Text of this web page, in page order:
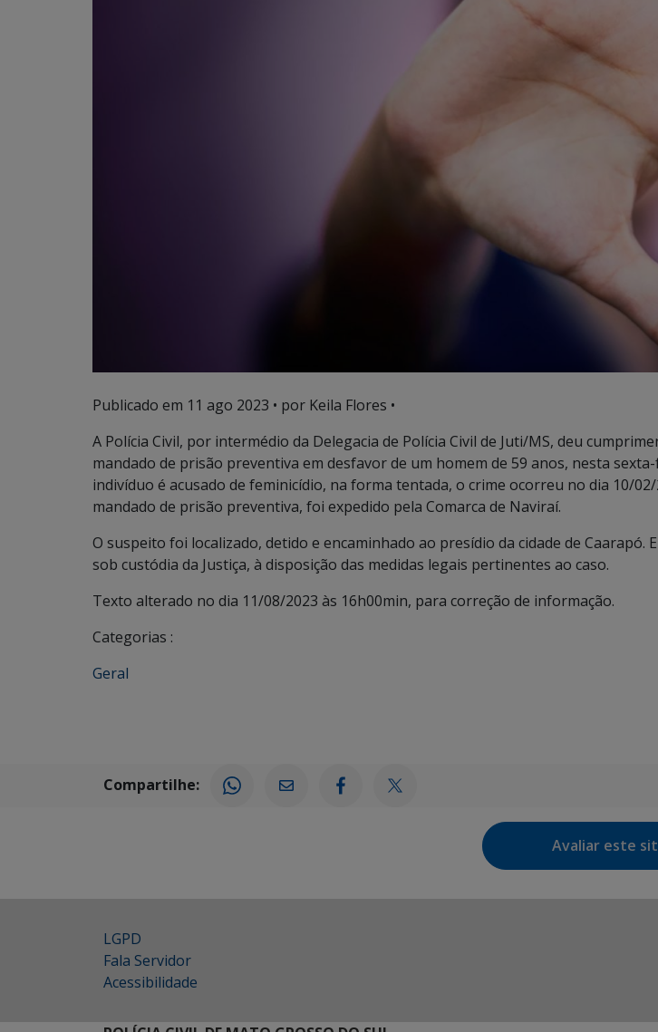
Publicado em 11 ago 2023 • por Keila Flores •
A Polícia Civil, por intermédio da Delegacia de Polícia Civil de Juti/MS, deu
mandado de prisão preventiva em desfavor de um homem de 59 anos, nesta
indivíduo é acusado de feminicídio, na forma tentada, o crime ocorreu no dia 10/02/
mandado de prisão preventiva, foi expedido pela Comarca de Naviraí.
O suspeito foi localizado, detido e encaminhado ao presídio da cidade de Caarapó.
sob custódia da Justiça, à disposição das medidas legais pertinentes ao caso.
Texto alterado no dia 11/08/2023 às 16h00min, para correção de informação.
Categorias :
Geral
Compartilhe:
Avaliar este
LGPD
Fala Servidor
Acessibilidade